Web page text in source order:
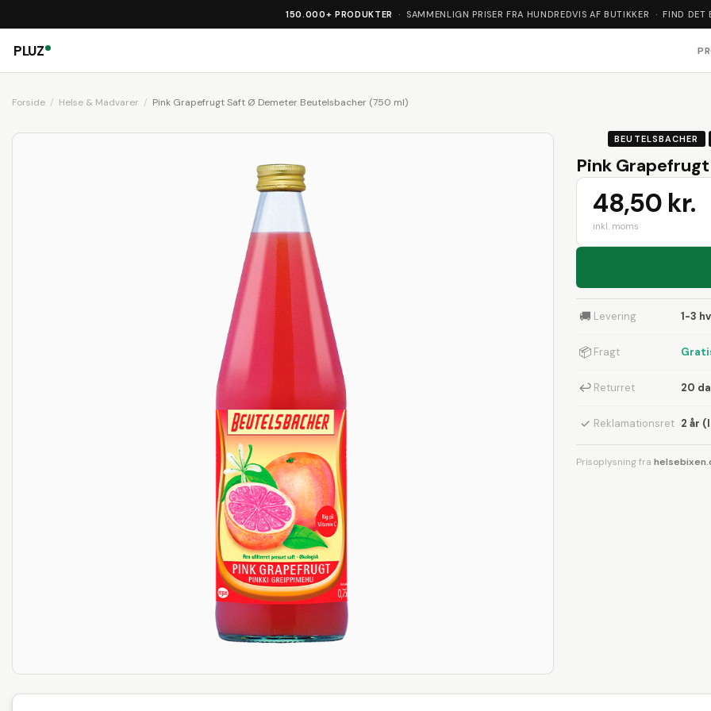
150.000+ PRODUKTER · SAMMENLIGN PRISER FRA HUNDREDVIS AF BUTIKKER · FIND DET
PLUZ
Forside Helse & Madvarer Pink Grapefrugt Saft Ø Demeter Beutelsbacher (750 ml)
BEUTELSBACHER
Pink
48,50 kr.
inkl. moms
🚚 Levering 1-3
📦 Fragt
↩ Returret 20
✓ Reklamationsret 2 år
Prisoplysning fra